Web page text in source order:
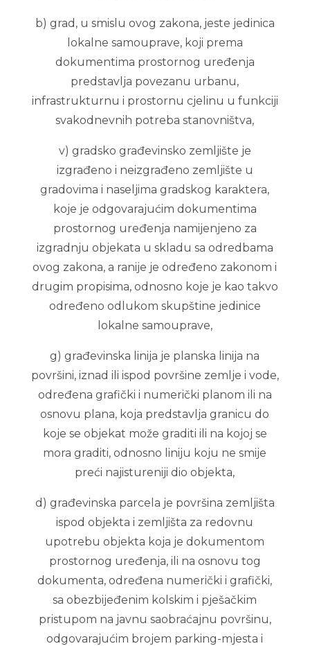
b) grad, u smislu ovog zakona, jeste jedinica
lokalne samouprave, koji prema
dokumentima prostornog uređenja
predstavlja povezanu urbanu,
infrastrukturnu i prostornu cjelinu u funkciji
svakodnevnih potreba stanovništva,
v) gradsko građevinsko zemljište je
izgrađeno i neizgrađeno zemljište u
gradovima i naseljima gradskog karaktera,
koje je odgovarajućim dokumentima
prostornog uređenja namijenjeno za
izgradnju objekata u skladu sa odredbama
ovog zakona, a ranije je određeno zakonom i
drugim propisima, odnosno koje je kao takvo
određeno odlukom skupštine jedinice
lokalne samouprave,
g) građevinska linija je planska linija na
površini, iznad ili ispod površine zemlje i vode,
određena grafički i numerički planom ili na
osnovu plana, koja predstavlja granicu do
koje se objekat može graditi ili na kojoj se
mora graditi, odnosno liniju koju ne smije
preći najistureniji dio objekta,
d) građevinska parcela je površina zemljišta
ispod objekta i zemljišta za redovnu
upotrebu objekta koja je dokumentom
prostornog uređenja, ili na osnovu tog
dokumenta, određena numerički i grafički,
sa obezbijeđenim kolskim i pješačkim
pristupom na javnu saobraćajnu površinu,
odgovarajućim brojem parking-mjesta i